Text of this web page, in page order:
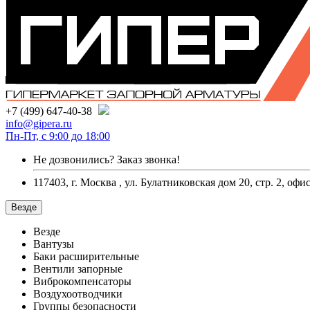
+7 (499) 647-40-38
info@gipera.ru
Пн-Пт, с 9:00 до 18:00
Не дозвонились? Заказ звонка!
117403, г. Москва , ул. Булатниковская дом 20, стр. 2,
Везде
Везде
Вантузы
Баки расширительные
Вентили запорные
Виброкомпенсаторы
Воздухоотводчики
Группы безопасности